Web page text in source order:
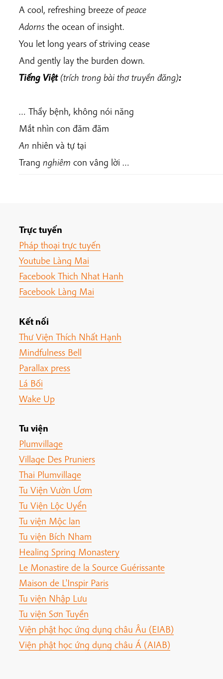
A cool, refreshing breeze ofpeace
Adorns the ocean of insight.
You let long years of striving cease
And gently lay the burden down.
Tiếng Việt (trích trong bài thơ truyền đăng):
… Thầy bệnh, không nói năng
Mắt nhìn con đăm đăm
An nhiên và tự tại
Trang nghiêm con vâng lời …
Trực tuyến
Pháp thoại trực tuyến
Youtube Làng Mai
Facebook Thich Nhat Hanh
Facebook Làng Mai
Kết nối
Thư Viện Thích Nhất Hạnh
Mindfulness Bell
Parallax press
Lá Bối
Wake Up
Tu viện
Plumvillage
Village Des Pruniers
Thai Plumvillage
Tu Viện Vườn Ươm
Tu Viện Lộc Uyển
Tu viện Mộc lan
Tu viện Bích Nham
Healing Spring Monastery
Le Monastire de la Source Guérissante
Maison de L'Inspir Paris
Tu viện Nhập Lưu
Tu viện Sơn Tuyền
Viện phật học ứng dụng châu Âu (EIAB)
Viện phật học ứng dụng châu Á (AIAB)